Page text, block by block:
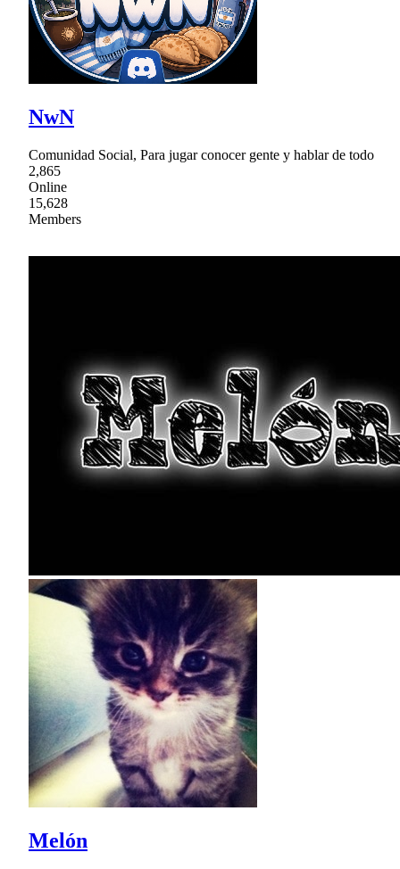
NwN
Comunidad Social, Para jugar conocer gente y hablar de todo
2,865
Online
15,628
Members
Melón